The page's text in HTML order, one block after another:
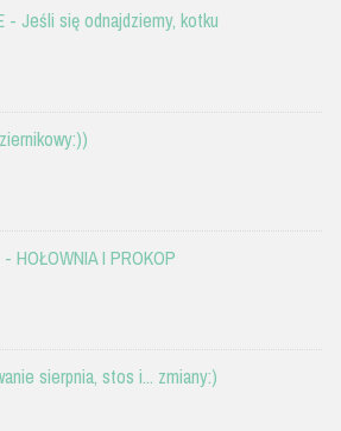
- Jeśli się odnajdziemy, kotku
HOŁOWNIA I PROKOP
sierpnia, stos i... zmiany:)